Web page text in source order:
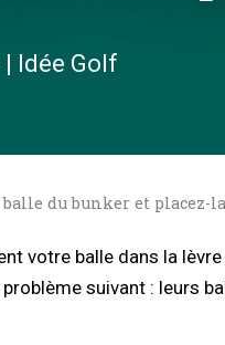
Idée Golf
du bunker et placez-
votre balle dans la
suivant : leurs